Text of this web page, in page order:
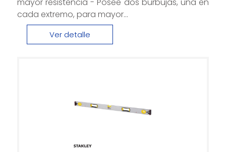
cada extremo, para mayor...
Ver detalle